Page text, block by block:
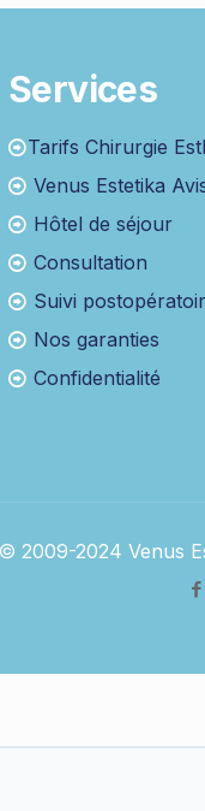
Services
Tarifs Chirurgie
Venus Estetika Avis
Hôtel de séjour
Consultation
Suivi
Nos garanties
Confidentialité
© 2009-2024 Venus